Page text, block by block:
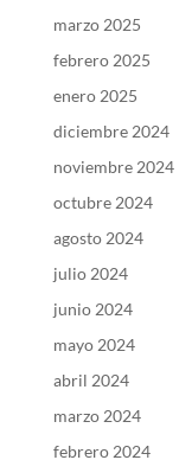
marzo 2025
febrero 2025
enero 2025
diciembre 2024
noviembre 2024
octubre 2024
agosto 2024
julio 2024
junio 2024
mayo 2024
abril 2024
marzo 2024
febrero 2024